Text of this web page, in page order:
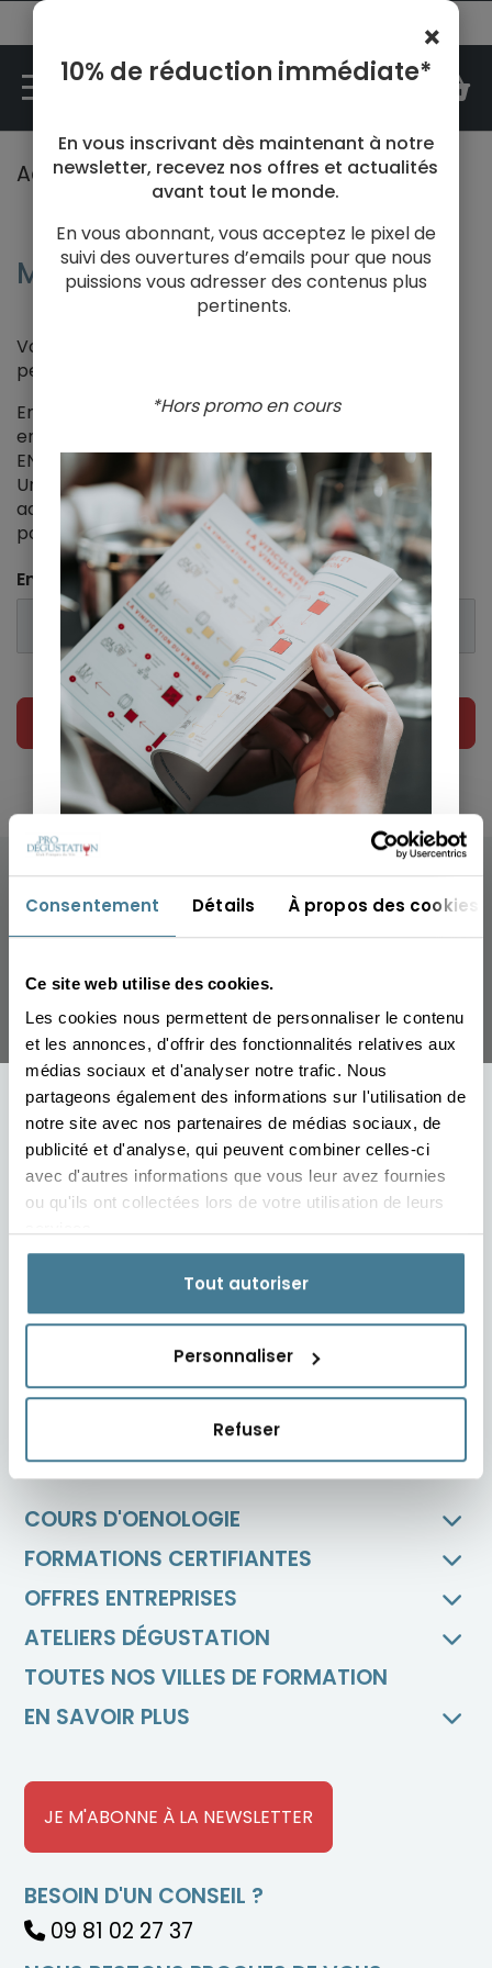
Consentement Détails À propos des cookies
Ce site web utilise des cookies.
Les cookies nous permettent de personnaliser le contenu
et les annonces, d'offrir des fonctionnalités relatives aux
médias sociaux et d'analyser notre trafic. Nous
partageons également des informations sur l'utilisation de
notre site avec nos partenaires de médias sociaux, de
publicité et d'analyse, qui peuvent combiner celles-ci
avec d'autres informations que vous leur avez fournies
ou qu'ils ont collectées lors de votre utilisation de leurs
Tout autoriser
Personnaliser
Refuser
Accueil Mot de passe perdu
Mot de passe perdu
Vous êtes membre de Prodégustation et vous avez
perdu votre mot de passe ?
Entrez dans le champ prévu à cet effet l'adresse
email reliée à votre compte client, puis cliquez sur
ENVOYER.
Un email de confirmation sera envoyé à cette
adresse avec un lien sur lequel il vous faudra cliquer
pour recevoir un nouveau mot de passe.
Email
ENVOYER
consommer avec modération
COURS D'OENOLOGIE
FORMATIONS CERTIFIANTES
OFFRES ENTREPRISES
ATELIERS DÉGUSTATION
TOUTES NOS VILLES DE FORMATION
EN SAVOIR PLUS
JE M'ABONNE À LA NEWSLETTER
BESOIN D'UN CONSEIL ?
09 81 02 27 37
×
10% de réduction immédiate*
En vous inscrivant dès maintenant à notre
newsletter, recevez nos offres et actualités
avant tout le monde.
En vous abonnant, vous acceptez le pixel de
suivi des ouvertures d’emails pour que nous
puissions vous adresser des contenus plus
pertinents.
*Hors promo en cours
Saisissez
votre